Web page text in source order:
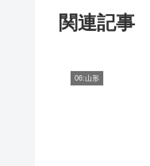
関連記事
06:山形